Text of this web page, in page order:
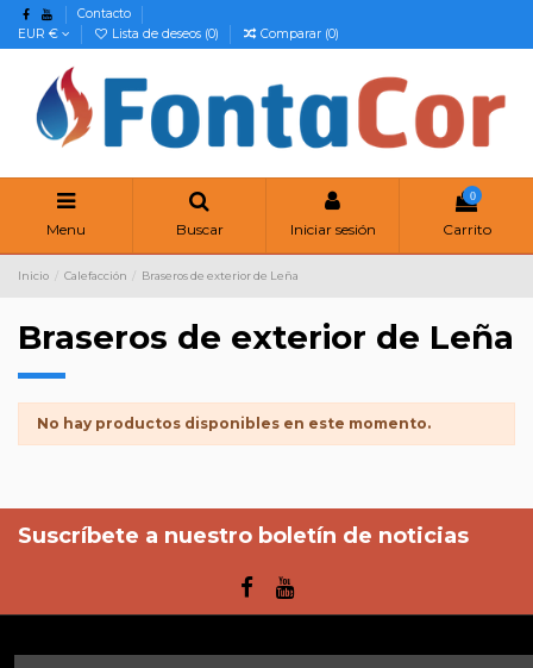
Contacto
EUR €
Lista de deseos (0) Comparar (0)
Menu Buscar Iniciar sesión
0
Carrito
Inicio Calefacción Braseros de exterior de Leña
Braseros de exterior de Leña
No hay productos disponibles en este momento.
Suscríbete a nuestro boletín de noticias